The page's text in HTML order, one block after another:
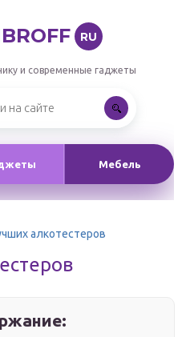
RU
и современные гаджеты
Мебель
алкотестеров